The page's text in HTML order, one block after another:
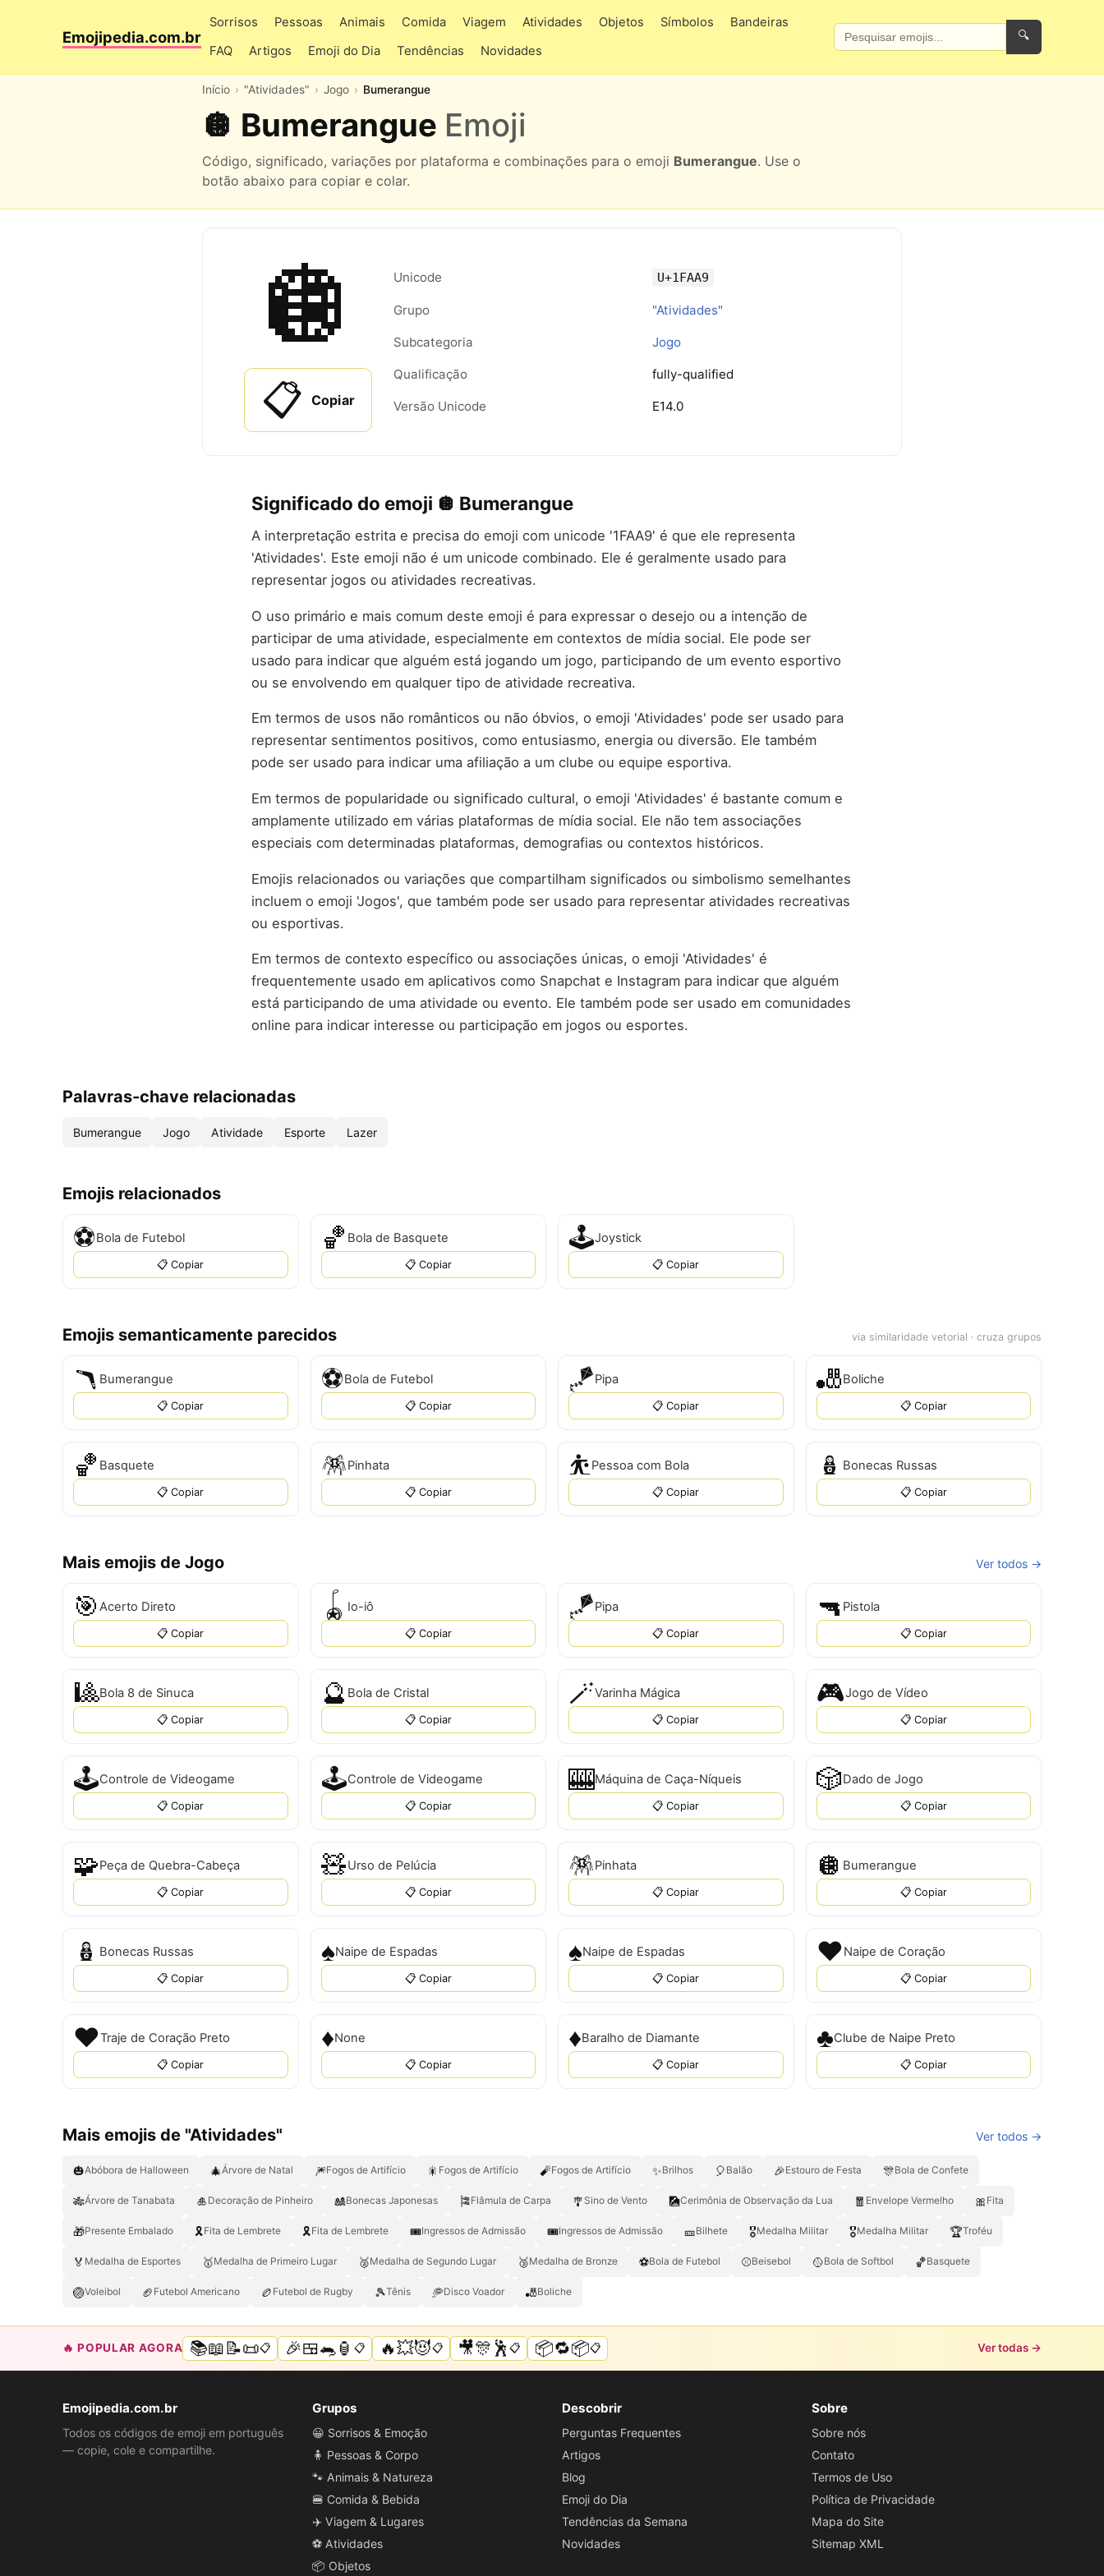
Emojipedia.com.br
Sorrisos Pessoas Animais Comida Viagem Atividades Objetos Símbolos
Bandeiras
FAQ
Artigos Emoji do Dia Tendências Novidades
🔍
Início "Atividades" Jogo Bumerangue
🪩 Bumerangue Emoji
Código, significado, variações por plataforma e combinações para o emoji Bumerangue. Use o
botão abaixo para copiar e colar.
🪩
📋 Copiar
Unicode U+1FAA9
Grupo "Atividades"
Subcategoria Jogo
Qualificação fully-qualified
Versão Unicode E14.0
Significado do emoji 🪩 Bumerangue
A interpretação estrita e precisa do emoji com unicode '1FAA9' é que ele representa
'Atividades'. Este emoji não é um unicode combinado. Ele é geralmente usado para
representar jogos ou atividades recreativas.
O uso primário e mais comum deste emoji é para expressar o desejo ou a intenção de
participar de uma atividade, especialmente em contextos de mídia social. Ele pode ser
usado para indicar que alguém está jogando um jogo, participando de um evento esportivo
ou se envolvendo em qualquer tipo de atividade recreativa.
Em termos de usos não românticos ou não óbvios, o emoji 'Atividades' pode ser usado para
representar sentimentos positivos, como entusiasmo, energia ou diversão. Ele também
pode ser usado para indicar uma afiliação a um clube ou equipe esportiva.
Em termos de popularidade ou significado cultural, o emoji 'Atividades' é bastante comum e
amplamente utilizado em várias plataformas de mídia social. Ele não tem associações
especiais com determinadas plataformas, demografias ou contextos históricos.
Emojis relacionados ou variações que compartilham significados ou simbolismo semelhantes
incluem o emoji 'Jogos', que também pode ser usado para representar atividades recreativas
ou esportivas.
Em termos de contexto específico ou associações únicas, o emoji 'Atividades' é
frequentemente usado em aplicativos como Snapchat e Instagram para indicar que alguém
está participando de uma atividade ou evento. Ele também pode ser usado em comunidades
online para indicar interesse ou participação em jogos ou esportes.
Palavras-chave relacionadas
Bumerangue Jogo Atividade Esporte Lazer
Emojis relacionados
⚽Bola de Futebol
📋 Copiar
🏀 Bola de Basquete
📋 Copiar
🕹Joystick
📋 Copiar
Emojis semanticamente parecidos via similaridade vetorial · cruza grupos
🪃 Bumerangue
📋 Copiar
⚽Bola de Futebol
📋 Copiar
🪁Pipa
📋 Copiar
🎳Boliche
📋 Copiar
🏀 Basquete
📋 Copiar
🪅Pinhata
📋 Copiar
⛹️ Pessoa com Bola
📋 Copiar
🪆 Bonecas Russas
📋 Copiar
Mais emojis de Jogo Ver todos →
🎯 Acerto Direto
📋 Copiar
🪀 Io-iô
📋 Copiar
🪁Pipa
📋 Copiar
🔫 Pistola
📋 Copiar
🎱Bola 8 de Sinuca
📋 Copiar
🔮 Bola de Cristal
📋 Copiar
🪄Varinha Mágica
📋 Copiar
🎮Jogo de Vídeo
📋 Copiar
🕹️Controle de Videogame
📋 Copiar
🕹Controle de Videogame
📋 Copiar
🎰Máquina de Caça-Níqueis
📋 Copiar
🎲Dado de Jogo
📋 Copiar
🧩Peça de Quebra-Cabeça
📋 Copiar
🧸Urso de Pelúcia
📋 Copiar
🪅Pinhata
📋 Copiar
🪩 Bumerangue
📋 Copiar
🪆 Bonecas Russas
📋 Copiar
♠️Naipe de Espadas
📋 Copiar
♠Naipe de Espadas
📋 Copiar
♥️Naipe de Coração
📋 Copiar
♥Traje de Coração Preto
📋 Copiar
♦️None
📋 Copiar
♦Baralho de Diamante
📋 Copiar
♣️Clube de Naipe Preto
📋 Copiar
Mais emojis de "Atividades" Ver todos →
🎃Abóbora de Halloween 🎄Árvore de Natal 🎆Fogos de Artifício 🎇 Fogos de Artifício 🧨Fogos de Artifício ✨Brilhos 🎈 Balão 🎉Estouro de Festa 🎊Bola de Confete
🎋Árvore de Tanabata 🎍Decoração de Pinheiro 🎎Bonecas Japonesas 🎏Flâmula de Carpa 🎐 Sino de Vento 🎑Cerimônia de Observação da Lua 🧧 Envelope Vermelho 🎀 Fita
🎁Presente Embalado 🎗️Fita de Lembrete 🎗Fita de Lembrete 🎟️Ingressos de Admissão 🎟Ingressos de Admissão 🎫Bilhete 🎖️Medalha Militar 🎖Medalha Militar 🏆Troféu
🏅 Medalha de Esportes 🥇Medalha de Primeiro Lugar 🥈Medalha de Segundo Lugar 🥉Medalha de Bronze ⚽Bola de Futebol ⚾Beisebol 🥎Bola de Softbol 🏀Basquete
🏐Voleibol 🏈 Futebol Americano 🏉 Futebol de Rugby 🎾Tênis 🥏Disco Voador 🎳Boliche
🔥 POPULAR AGORA 📚📖📝📜📋 🎉🍱🐀🏮📋 🔥💥😈📋 🎥🎊🕺📋 📦🔁📦📋 Ver todas →
Emojipedia.com.br
Todos os códigos de emoji em português
— copie, cole e compartilhe.
Grupos
😀 Sorrisos & Emoção
🧍 Pessoas & Corpo
🐾 Animais & Natureza
🍔 Comida & Bebida
✈️ Viagem & Lugares
⚽ Atividades
📦 Objetos
Descobrir
Perguntas Frequentes
Artigos
Blog
Emoji do Dia
Tendências da Semana
Novidades
Sobre
Sobre nós
Contato
Termos de Uso
Política de Privacidade
Mapa do Site
Sitemap XML